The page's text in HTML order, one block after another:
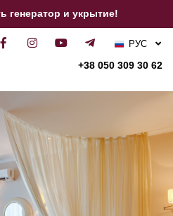
генератор и укрытие!
+38 050 309 30 62
РУС
УКР